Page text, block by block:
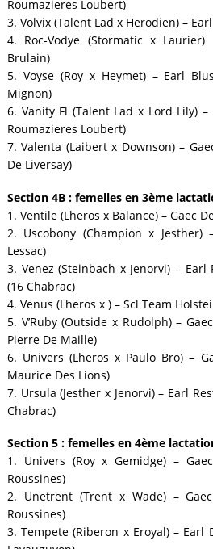
Roumazieres Loubert)
3. Volvix (Talent Lad x Herodien) –
4. Roc-Vodye (Stormatic x
Brulain)
5. Voyse (Roy x Heymet) – Earl
Mignon)
6. Vanity Fl (Talent Lad x Lord Lily)
Roumazieres Loubert)
7. Valenta (Laibert x Downson) –
De Liversay)
Section 4B : femelles en 3ème
1. Ventile (Lheros x Balance) – Gaec
2. Uscobony (Champion x
Lessac)
3. Venez (Steinbach x Jenorvi) –
(16 Chabrac)
4. Venus (Lheros x ) – Scl Team
5. V’Ruby (Outside x Rudolph) –
Pierre De Maille)
6. Univers (Lheros x Paulo Bro) –
Maurice Des Lions)
7. Ursula (Jesther x Jenorvi) – Earl
Chabrac)
Section 5 : femelles en 4ème
1. Univers (Roy x Gemidge) –
Roussines)
2. Unetrent (Trent x Wade) –
Roussines)
3. Tempete (Riberon x Eroyal) – Earl